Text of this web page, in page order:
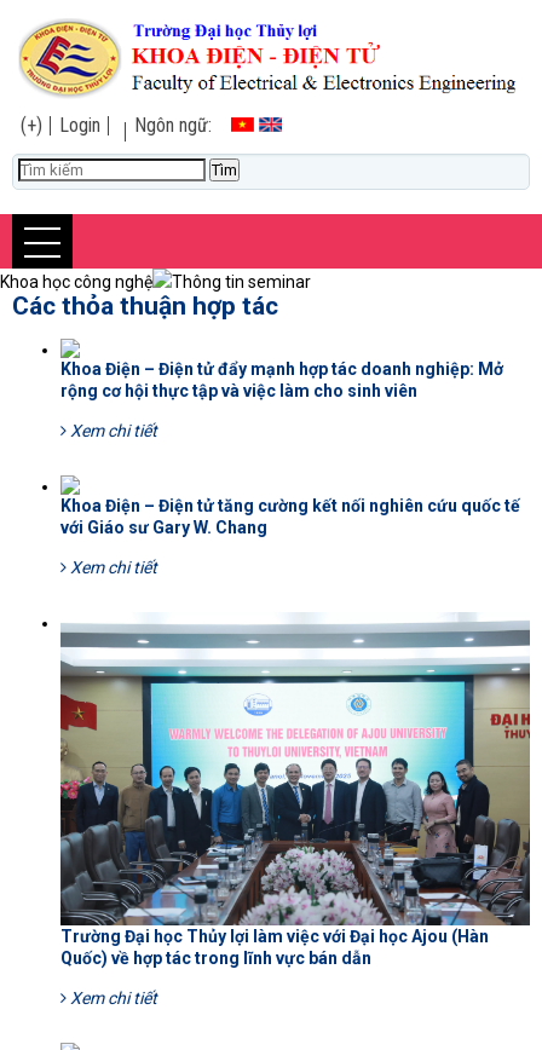
(+) Login Ngôn ngữ:
Khoa học công nghệ Thông tin seminar
Các thỏa thuận hợp tác
Khoa Điện – Điện tử đẩy mạnh hợp tác doanh nghiệp: Mở
rộng cơ hội thực tập và việc làm cho sinh viên
Xem chi tiết
Khoa Điện – Điện tử tăng cường kết nối nghiên cứu quốc tế
với Giáo sư Gary W. Chang
Xem chi tiết
Trường Đại học Thủy lợi làm việc với Đại học Ajou (Hàn
Quốc) về hợp tác trong lĩnh vực bán dẫn
Xem chi tiết